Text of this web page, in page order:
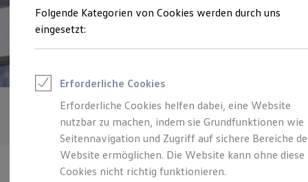
Junge Gebrauchtwagen und Gebrauchtwagen
Volkswagen Zertifizierte Gebrauchtwagen
Zubehör- und Serviceangebote
Leasing
Leasing-Angebote
Gebrauchtwagen Leasing
Junge Gebrauchtwagen-Leasing
Elektroauto Leasing
Kleinwagen-Leasing
Leasing ohne Anzahlung
Finanzierung
Folgende Kategorien von Cookies werden durch uns
eingesetzt:
Erforderliche Cookies
Erforderliche Cookies helfen dabei, eine Website
nutzbar zu machen, indem sie Grundfunktionen wie
Seitennavigation und Zugriff auf sichere Bereiche
Website ermöglichen. Die Website kann ohne diese
Cookies nicht richtig funktionieren.